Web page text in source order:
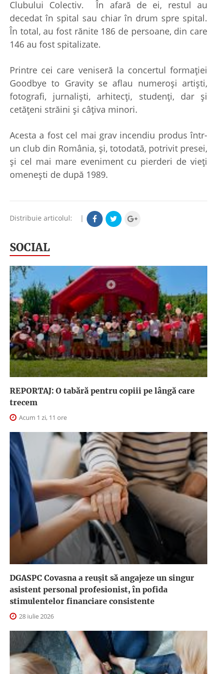
Clubului Colectiv. În afară de ei, restul au
decedat în spital sau chiar în drum spre spital.
În total, au fost rănite 186 de persoane, din care
146 au fost spitalizate.
Printre cei care veniseră la concertul formației
Goodbye to Gravity se aflau numeroși artiști,
fotografi, jurnaliști, arhitecți, studenți, dar și
cetățeni străini și câțiva minori.
Acesta a fost cel mai grav incendiu produs într-
un club din România, și, totodată, potrivit presei,
și cel mai mare eveniment cu pierderi de vieți
omenești de după 1989.
Distribuie articolul: |
SOCIAL
REPORTAJ: O tabără pentru copiii pe lângă care
trecem
Acum 1 zi, 11 ore
DGASPC Covasna a reuşit să angajeze un singur
asistent personal profesionist, în pofida
stimulentelor financiare consistente
28 iulie 2026